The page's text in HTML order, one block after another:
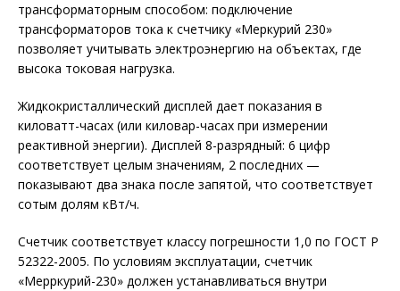
трансформаторным способом: подключение
трансформаторов тока к счетчику «Меркурий 230»
позволяет учитывать электроэнергию на объектах, где
высока токовая нагрузка.
Жидкокристаллический дисплей дает показания в
киловатт-часах (или киловар-часах при измерении
реактивной энергии). Дисплей 8-разрядный: 6 цифр
соответствует целым значениям, 2 последних —
показывают два знака после запятой, что соответствует
сотым долям кВт/ч.
Счетчик соответствует классу погрешности 1,0 по ГОСТ Р
52322-2005. По условиям эксплуатации, счетчик
«Мерркурий-230» должен устанавливаться внутри